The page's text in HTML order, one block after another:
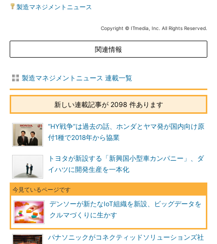
製造マネジメントニュース
Copyright © ITmedia, Inc. All Rights Reserved.
関連情報
製造マネジメントニュース 連載一覧
新しい連載記事が 2098 件あります
“HY戦争”は過去の話、ホンダとヤマ発が国内向け原
付1種で2018年から協業
トヨタが新設する「新興国小型車カンパニー」、ダ
イハツに開発生産を一本化
デンソーが新たなIoT組織を新設、ビッグデータを
クルマづくりに生かす
パナソニックがコネクティッドソリューションズ社